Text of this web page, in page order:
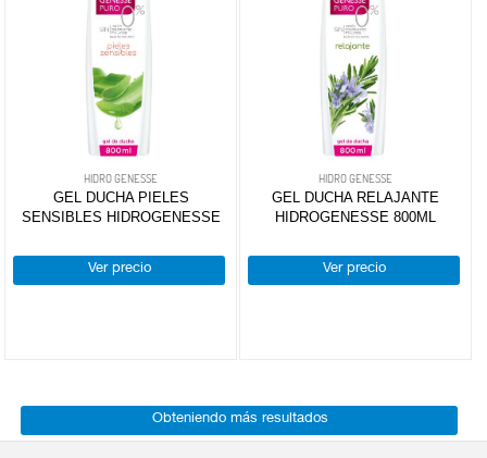
HIDRO GENESSE
GEL DUCHA PIELES
SENSIBLES HIDROGENESSE
Ver precio
HIDRO GENESSE
GEL DUCHA RELAJANTE
HIDROGENESSE 800ML
Ver precio
Obteniendo más resultados